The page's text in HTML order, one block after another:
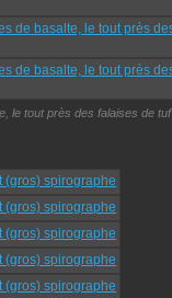
le tout près des falaises de tuf